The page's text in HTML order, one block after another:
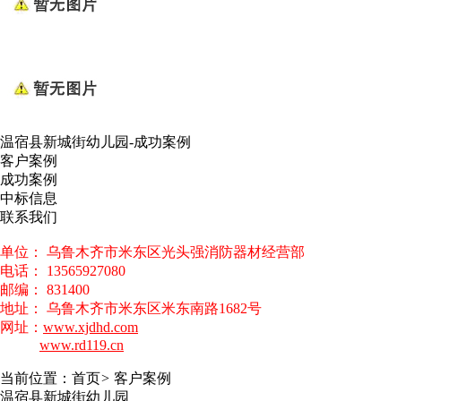
温宿县新城街幼儿园-成功案例
客户案例
成功案例
中标信息
联系我们
单位： 乌鲁木齐市米东区光头强消防器材经营部
电话： 13565927080
邮编： 831400
地址： 乌鲁木齐市米东区米东南路1682号
网址： www.xjdhd.com
www.rd119.cn
当前位置： 首页> 客户案例
温宿县新城街幼儿园